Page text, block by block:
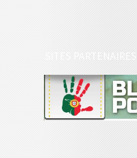
SITES PARTENAIRES